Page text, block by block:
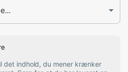
det indhold, du mener krænker